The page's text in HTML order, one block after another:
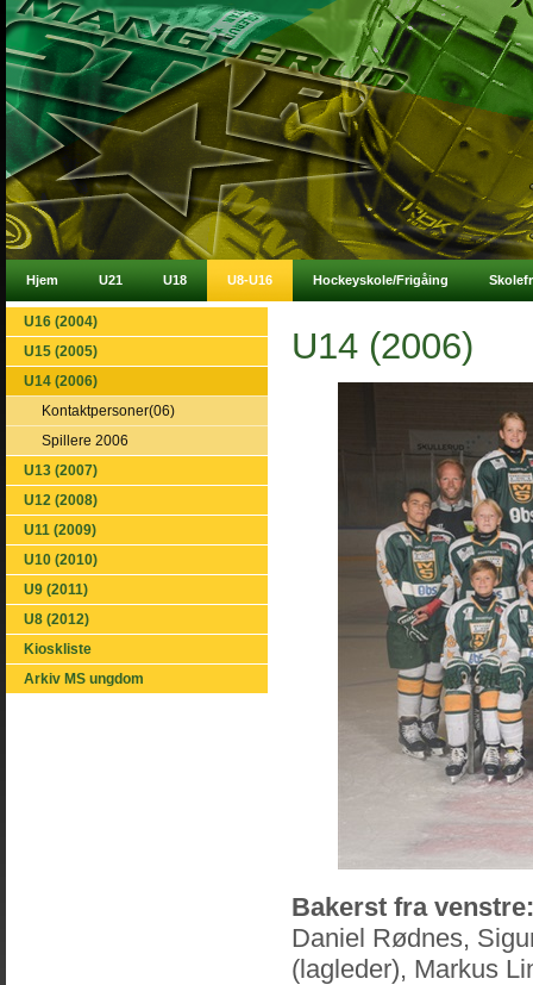
Hjem U21 U18 U8-U16 Hockeyskole/Frigåing
U16 (2004)
U15 (2005)
U14 (2006)
Kontaktpersoner(06)
Spillere 2006
U13 (2007)
U12 (2008)
U11 (2009)
U10 (2010)
U9 (2011)
U8 (2012)
Kioskliste
Arkiv MS ungdom
U14 (2006)
Bakerst fra venstre:
Daniel Rødnes,
(lagleder), Markus